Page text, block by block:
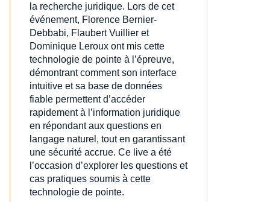
la recherche juridique. Lors de cet
événement, Florence Bernier-
Debbabi, Flaubert Vuillier et
Dominique Leroux ont mis cette
technologie de pointe à l’épreuve,
démontrant comment son interface
intuitive et sa base de données
fiable permettent d’accéder
rapidement à l’information juridique
en répondant aux questions en
langage naturel, tout en garantissant
une sécurité accrue. Ce live a été
l’occasion d’explorer les questions et
cas pratiques soumis à cette
technologie de pointe.